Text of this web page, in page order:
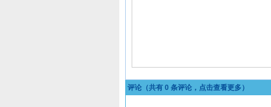
评论（共有 0 条评论，点击查看更多）